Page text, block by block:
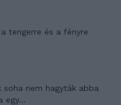
tengerre és a fényre
soha nem hagyták abba
egy...